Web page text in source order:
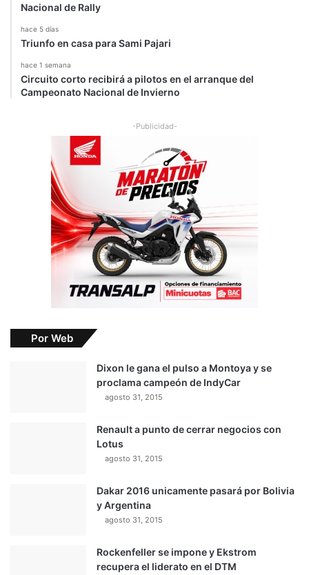
Nacional de Rally
hace 5 días
Triunfo en casa para Sami Pajari
hace 1 semana
Circuito corto recibirá a pilotos en el arranque del
Campeonato Nacional de Invierno
-Publicidad-
Por Web
Dixon le gana el pulso a Montoya y se
proclama campeón de IndyCar
agosto 31, 2015
Renault a punto de cerrar negocios con
Lotus
agosto 31, 2015
Dakar 2016 unicamente pasará por Bolivia
y Argentina
agosto 31, 2015
Rockenfeller se impone y Ekstrom
recupera el liderato en el DTM